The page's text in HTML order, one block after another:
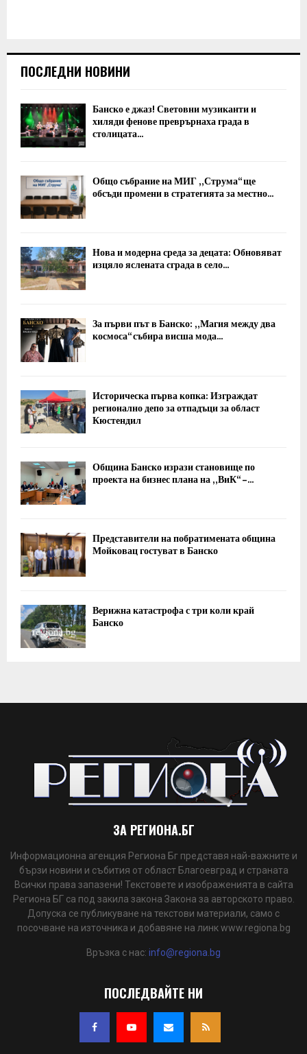
ПОСЛЕДНИ НОВИНИ
Банско е джаз! Световни музиканти и
хиляди фенове преврърнаха града в
столицата...
Общо събрание на МИГ „Струма“ ще
обсъди промени в стратегията за местно...
Нова и модерна среда за децата: Обновяват
изцяло яслената сграда в село...
За първи път в Банско: „Магия между два
космоса“ събира висша мода...
Историческа първа копка: Изграждат
регионално депо за отпадъци за област
Кюстендил
Община Банско изрази становище по
проекта на бизнес плана на „ВиК“ –...
Представители на побратимената община
Мойковац гостуват в Банско
Верижна катастрофа с три коли край
Банско
ЗА РЕГИОНА.БГ
Информационна агенция Региона Бг представя най-важните и
бързи новини и събития от област Благоевград и страната
Всички права запазени! Текстовете и изображенията в сайта
Региона БГ са под закила закона Закона за авторското право.
Допуска се публикуване на текстови материали, само с
посочване на източника и добавяне на линк www.regiona.bg
Връзка с нас: info@regiona.bg
ПОСЛЕДВАЙТЕ НИ